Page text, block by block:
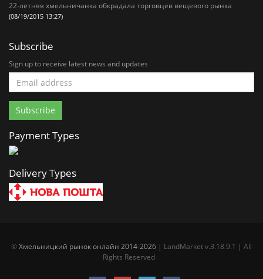
22-летняя хмельничанка обкрадала торговцев вещевого рынка
(08/19/2015 13:27)
Subscribe
Sign up to receive latest news and updates
Payment Types
Delivery Types
©Хмельницкий рынок онлайн 2014-2026 | LandMarket v.3.18.9.1 | All
Rights Reserved